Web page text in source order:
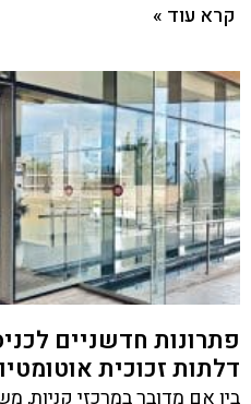
קרא עוד »
פתרונות חדשניים
דלתות זכוכית
בין אם מדובר במרכזי קניות,